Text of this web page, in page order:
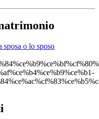
o lo sposo